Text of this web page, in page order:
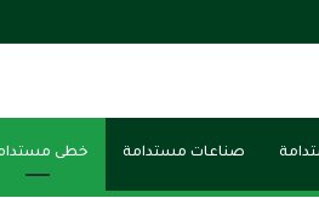
صناعات مستدامة خطى